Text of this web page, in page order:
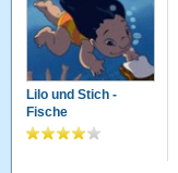
Lilo und Stich -
Fische